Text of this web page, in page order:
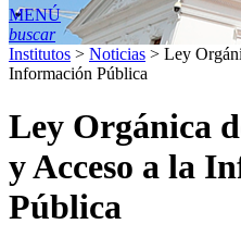
MENÚ
buscar
Institutos > Noticias > Ley
Información Pública
Ley Orgánica
y Acceso a la
Pública